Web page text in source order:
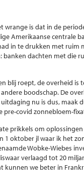
is dat in de
Amerikaanse centrale
in te drukken met ruim
dachten met die
blij roept, de overheid
boodschap. De
nu is dus, maak
covid zonnebloem-
prikkels om
1 oktober jl waar ik het
Wobke-Wiebes
verlaagd tot 20
kunnen we beter in